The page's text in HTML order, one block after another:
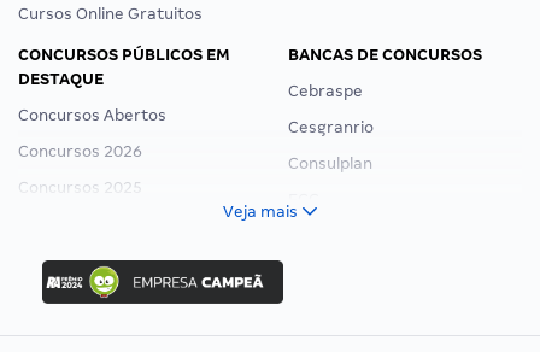
Cursos Online Gratuitos
CONCURSOS PÚBLICOS EM
DESTAQUE
Concursos Abertos
Concursos 2026
Concursos 2025
Concurso Ibama
Concurso MPU
Editais publicados
BANCAS DE CONCURSOS
Cebraspe
Cesgranrio
Consulplan
Veja mais